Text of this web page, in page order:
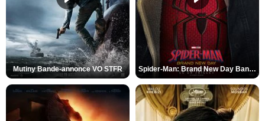
Mutiny Bande-annonce VO STFR Spider-Man: Brand New Day Bande-annonce VO STFR